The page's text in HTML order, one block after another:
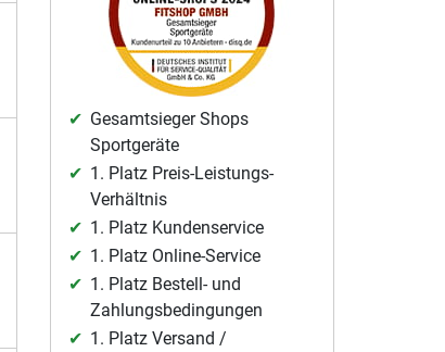
Gesamtsieger Shops
Sportgeräte
1. Platz Preis-Leistungs-
Verhältnis
1. Platz Kundenservice
1. Platz Online-Service
1. Platz Bestell- und
Zahlungsbedingungen
1. Platz Versand /